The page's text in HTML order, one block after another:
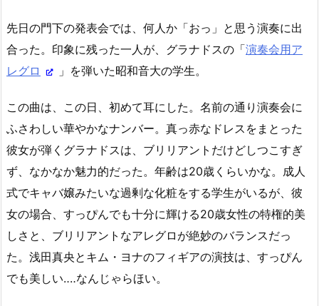
先日の門下の発表会では、何人か「おっ」と思う演奏に出
合った。印象に残った一人が、グラナドスの「演奏会用ア
レグロ
」を弾いた昭和音大の学生。
この曲は、この日、初めて耳にした。名前の通り演奏会に
ふさわしい華やかなナンバー。真っ赤なドレスをまとった
彼女が弾くグラナドスは、ブリリアントだけどしつこすぎ
ず、なかなか魅力的だった。年齢は20歳くらいかな。成人
式でキャバ嬢みたいな過剰な化粧をする学生がいるが、彼
女の場合、すっぴんでも十分に輝ける20歳女性の特権的美
しさと、ブリリアントなアレグロが絶妙のバランスだっ
た。浅田真央とキム・ヨナのフィギアの演技は、すっぴん
でも美しい‥‥なんじゃらほい。